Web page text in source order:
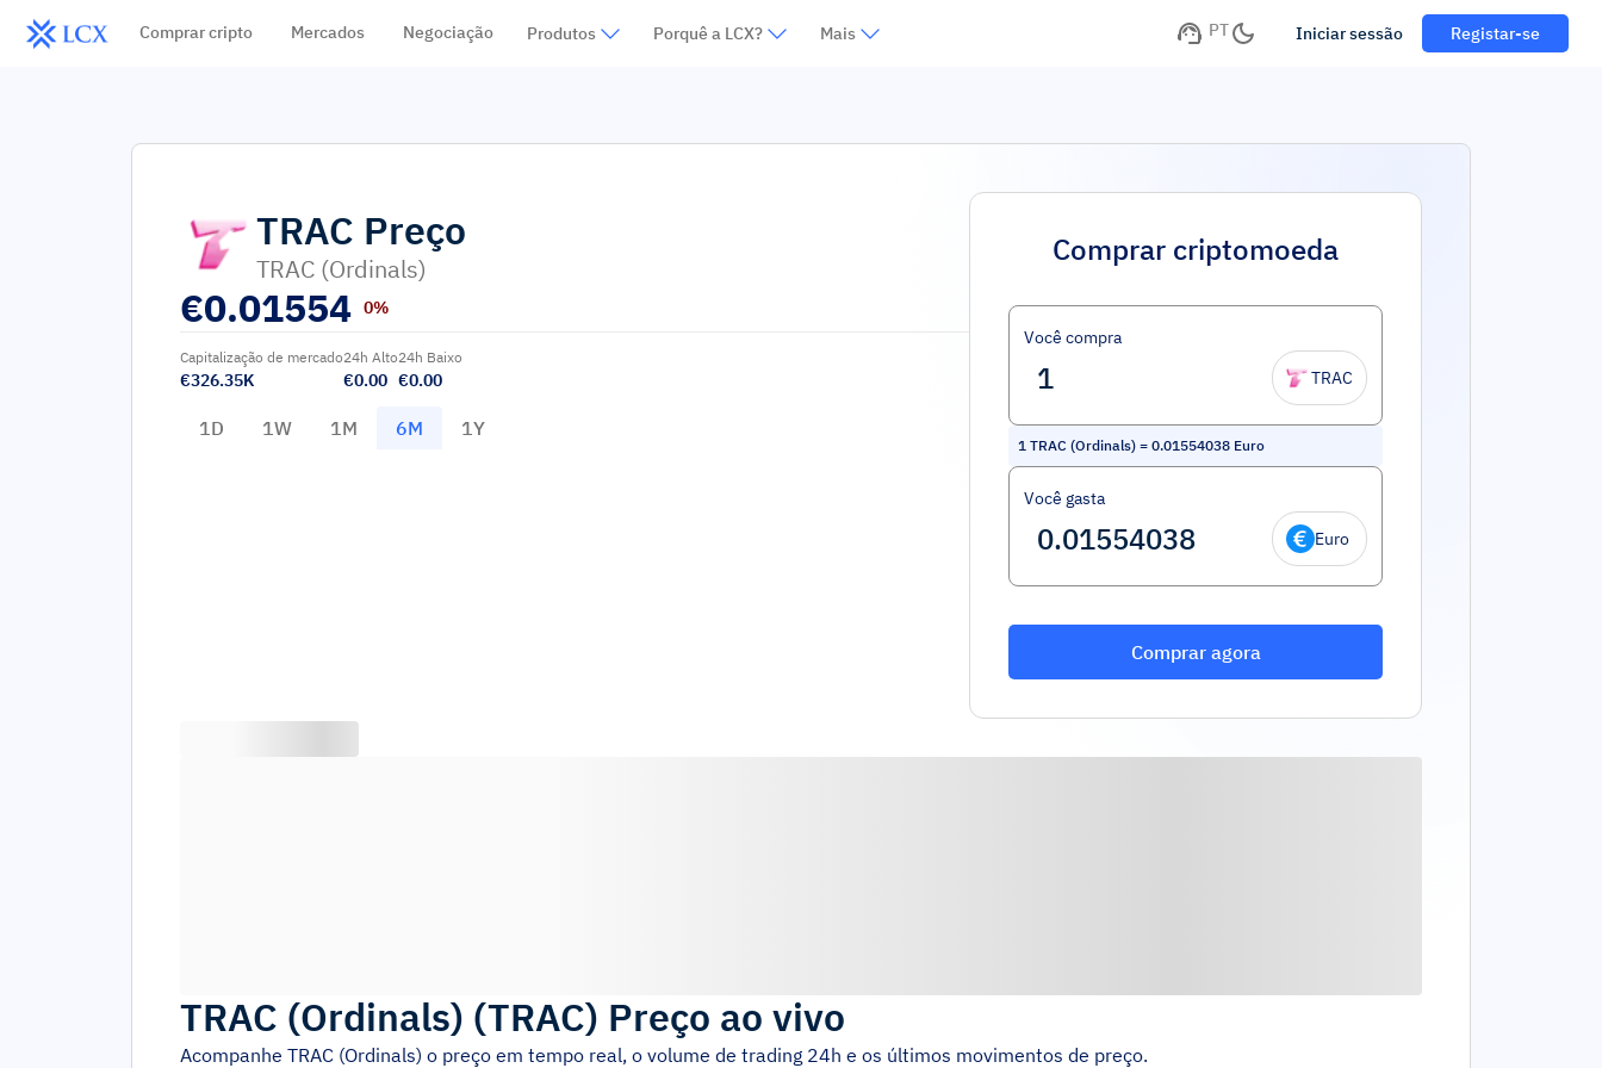
Comprar cripto Mercados Negociação Produtos Porquê a LCX? Mais PT Iniciar sessão Registar-se
TRAC Preço
TRAC (Ordinals)
€0.01554 0%
Capitalização de mercado
€326.35K
24h Alto
€0.00
24h Baixo
€0.00
1D 1W 1M 6M 1Y
Comprar criptomoeda
Você compra
TRAC
1 TRAC (Ordinals) = 0.01554038 Euro
Você gasta
Euro
Comprar agora
TRAC (Ordinals) (TRAC) Preço ao vivo
Acompanhe TRAC (Ordinals) o preço em tempo real, o volume de trading 24h e os últimos movimentos de preço.